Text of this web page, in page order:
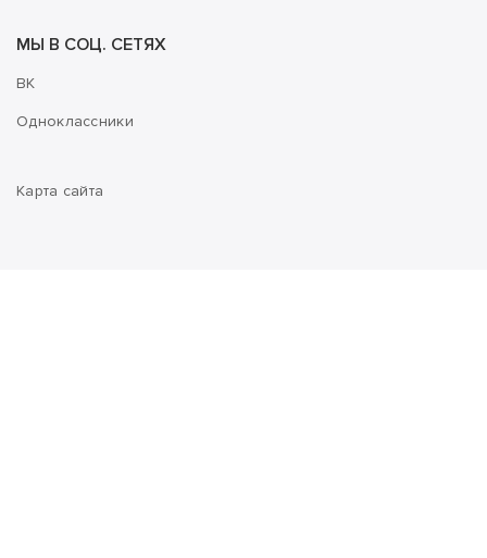
МЫ В СОЦ. СЕТЯХ
ВК
Одноклассники
Карта сайта